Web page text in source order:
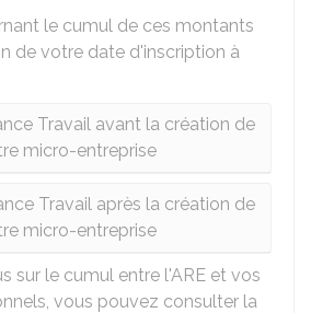
le cumul de ces montants
de votre date d'inscription à
Travail avant la création de
micro-entreprise
Travail après la création de
micro-entreprise
sur le cumul entre l'ARE et vos
vous pouvez consulter la